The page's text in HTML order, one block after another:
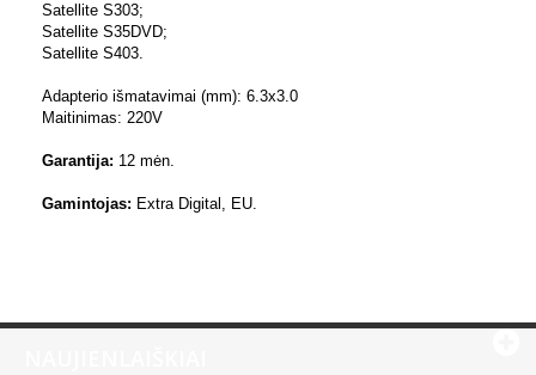
Satellite S303;
Satellite S35DVD;
Satellite S403.
Adapterio išmatavimai (mm): 6.3x3.0
Maitinimas: 220V
Garantija: 12 mėn.
Gamintojas: Extra Digital, EU.